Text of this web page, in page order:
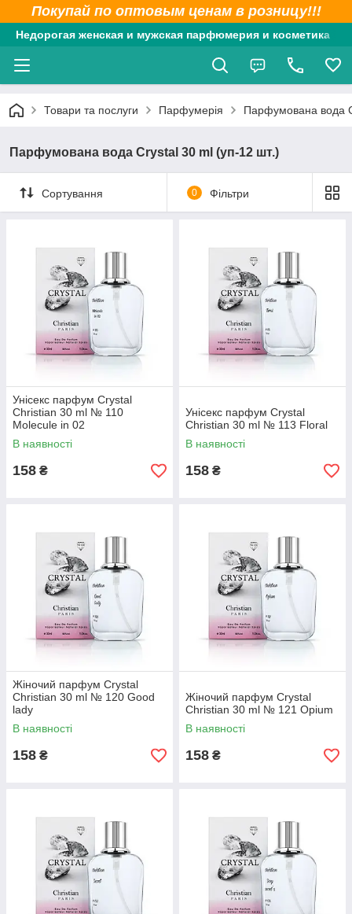
Покупай по оптовым ценам в розницу!!!
Недорогая женская и мужская парфюмерия и косметика
Товари та послуги Парфумерія Парфумована вода
Парфумована вода Crystal 30 ml (уп-12 шт.)
Сортування 0 Фільтри
Унісекс парфум Crystal
Christian 30 ml № 110
Molecule in 02
В наявності
158 ₴
Унісекс парфум Crystal
Christian 30 ml № 113 Floral
В наявності
158 ₴
Жіночий парфум Crystal
Christian 30 ml № 120 Good
lady
В наявності
158 ₴
Жіночий парфум Crystal
Christian 30 ml № 121 Opium
В наявності
158 ₴